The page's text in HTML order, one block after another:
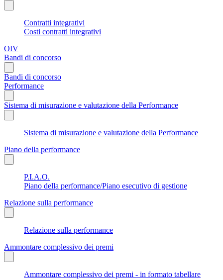
Contratti integrativi
Costi contratti integrativi
OIV
Bandi di concorso
Bandi di concorso
Performance
Sistema di misurazione e valutazione della Performance
Sistema di misurazione e valutazione della Performance
Piano della performance
P.I.A.O.
Piano della performance/Piano esecutivo di gestione
Relazione sulla performance
Relazione sulla performance
Ammontare complessivo dei premi
Ammontare complessivo dei premi - in formato tabellare